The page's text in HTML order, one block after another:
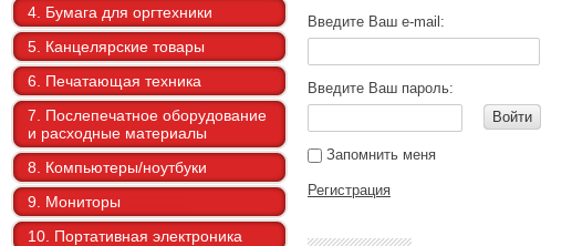
4. Бумага для оргтехники
5. Канцелярские товары
6. Печатающая техника
7. Послепечатное оборудование
и расходные материалы
8. Компьютеры/ноутбуки
9. Мониторы
10. Портативная электроника
Введите Ваш e-mail:
Введите Ваш пароль:
Войти
Запомнить меня
Регистрация